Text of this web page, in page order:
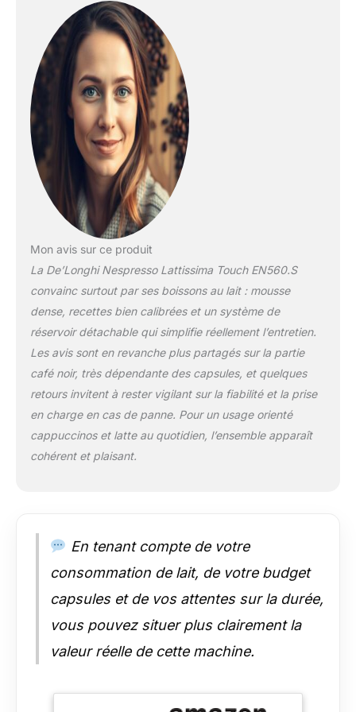
frigo après utilisation.
Toutes les boissons
peuvent être
mémorisées et
personnalisées, en
variant la quantité de
lait et de café. Temps
de chauffe réduit :
prêt en 25 secondes.
Mon avis sur ce produit
La De’Longhi Nespresso Lattissima Touch EN560.S
convainc surtout par ses boissons au lait : mousse
dense, recettes bien calibrées et un système de
réservoir détachable qui simplifie réellement l’entretien.
Les avis sont en revanche plus partagés sur la partie
café noir, très dépendante des capsules, et quelques
retours invitent à rester vigilant sur la fiabilité et la prise
en charge en cas de panne. Pour un usage orienté
cappuccinos et latte au quotidien, l’ensemble apparaît
cohérent et plaisant.
En tenant compte de votre
consommation de lait, de votre budget
capsules et de vos attentes sur la durée,
vous pouvez situer plus clairement la
valeur réelle de cette machine.